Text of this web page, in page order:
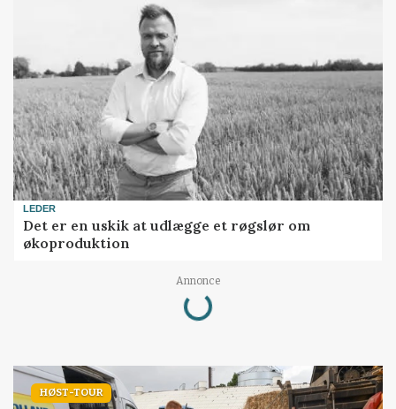
LEDER
Det er en uskik at udlægge et røgslør om
økoproduktion
Annonce
Loading...
HØST-TOUR